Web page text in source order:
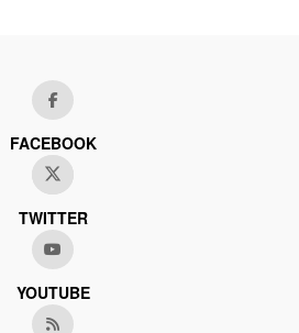
FACEBOOK
TWITTER
YOUTUBE